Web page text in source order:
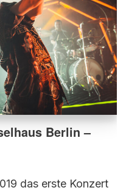
Berlin –
das erste Konzert